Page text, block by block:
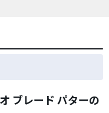
ブレード パターの